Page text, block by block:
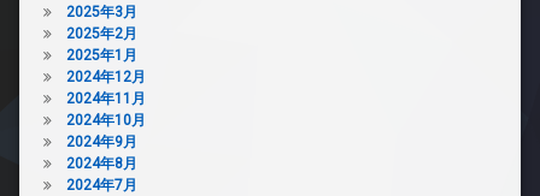
2025年3月
2025年2月
2025年1月
2024年12月
2024年11月
2024年10月
2024年9月
2024年8月
2024年7月